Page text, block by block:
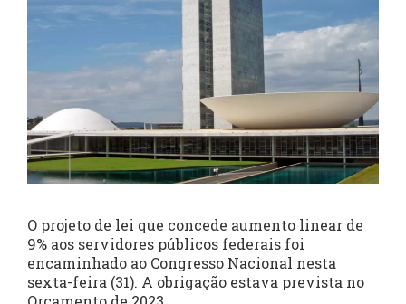
O projeto de lei que concede aumento linear de
9% aos servidores públicos federais foi
encaminhado ao Congresso Nacional nesta
sexta-feira (31). A obrigação estava prevista no